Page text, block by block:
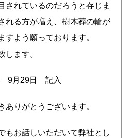
されているのだろうと存じま
れる方が増え、樹木葬の輪が
すよう願っております。
します。
9月29日 記入
ありがとうございます。
もお話しいただいて弊社とし